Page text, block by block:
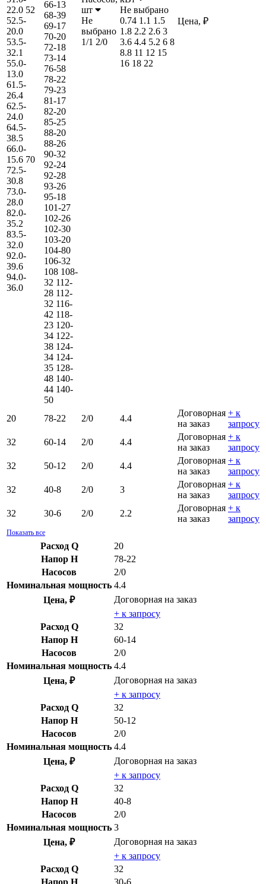
22.0 52
52.5-
20.0
53.5-
32.1
55.0-
13.0
61.5-
26.4
62.5-
24.0
64.5-
38.5
66.0-
15.6 70
72.5-
30.8
73.0-
28.0
82.0-
35.2
83.5-
32.0
92.0-
39.6
94.0-
36.0
66-13
68-39
69-17
70-20
72-18
73-14
76-58
78-22
79-23
81-17
82-20
85-25
88-20
88-26
90-32
92-24
92-28
93-26
95-18
101-27
102-26
102-30
103-20
104-80
106-32
108 108-
32 112-
28 112-
32 116-
42 118-
23 120-
34 122-
38 124-
34 124-
35 128-
48 140-
44 140-
50
шт
Не
выбрано
1/1 2/0
Не выбрано
0.74 1.1 1.5
1.8 2.2 2.6 3
3.6 4.4 5.2 6 8
8.8 11 12 15
16 18 22
Цена, ₽
20 78-22 2/0 4.4
Договорная
на заказ
+ к
запросу
32
60-14 2/0 4.4
Договорная
на заказ
+ к
запросу
32
50-12 2/0 4.4
Договорная
на заказ
+ к
запросу
32
40-8 2/0 3
Договорная
на заказ
+ к
запросу
32
30-6 2/0 2.2
Договорная
на заказ
+ к
запросу
Показать все
Расход Q
20
Напор H
78-22
Насосов
2/0
Номинальная мощность 4.4
Цена, ₽
Договорная на заказ
+ к запросу
Расход Q
32
Напор H
60-14
Насосов
2/0
Номинальная мощность 4.4
Цена, ₽
Договорная на заказ
+ к запросу
Расход Q
32
Напор H
50-12
Насосов
2/0
Номинальная мощность 4.4
Цена, ₽
Договорная на заказ
+ к запросу
Расход Q
32
Напор H
40-8
Насосов
2/0
Номинальная мощность 3
Цена, ₽
Договорная на заказ
+ к запросу
Расход Q
32